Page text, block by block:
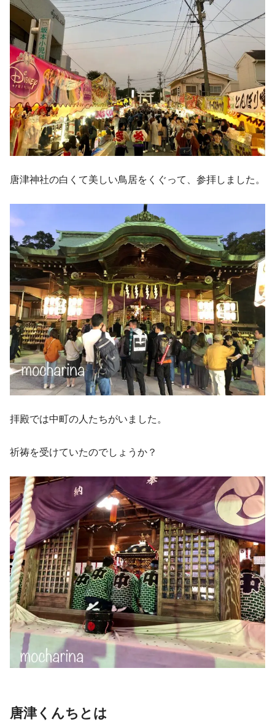
唐津神社の白くて美しい鳥居をくぐって、参拝しました。
拝殿では中町の人たちがいました。
祈祷を受けていたのでしょうか？
唐津くんちとは